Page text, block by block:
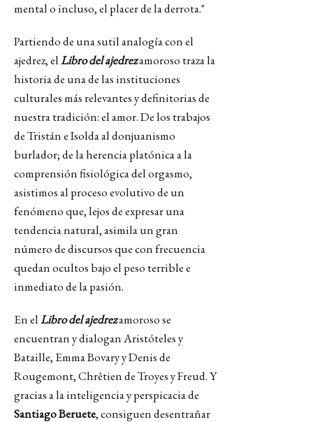
mental o incluso, el placer de la derrota."
Partiendo de una sutil analogía con el
ajedrez, elLibro del ajedrezamoroso traza la
historia de una de las instituciones
culturales más relevantes y definitorias de
nuestra tradición: el amor. De los trabajos
de Tristán e Isolda al donjuanismo
burlador; de la herencia platónica a la
comprensión fisiológica del orgasmo,
asistimos al proceso evolutivo de un
fenómeno que, lejos de expresar una
tendencia natural, asimila un gran
número de discursos que con frecuencia
quedan ocultos bajo el peso terrible e
inmediato de la pasión.
En elLibro del ajedrezamoroso se
encuentran y dialogan Aristóteles y
Bataille, Emma Bovary y Denis de
Rougemont, Chrêtien de Troyes y Freud. Y
gracias a la inteligencia y perspicacia de
Santiago Beruete, consiguen desentrañar